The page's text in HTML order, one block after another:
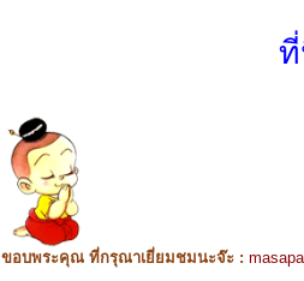
ขอบพระคุณ ที่กรุณาเยี่ยมชมนะจ๊ะ :